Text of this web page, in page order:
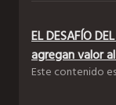
EL DESAFÍO
agregan valor
Este contenido